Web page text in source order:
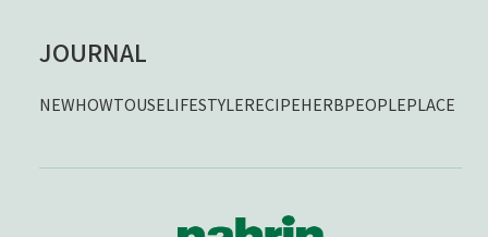
JOURNAL
NEWHOWTOUSELIFESTYLERECIPEHERBPEOPLEPLACE